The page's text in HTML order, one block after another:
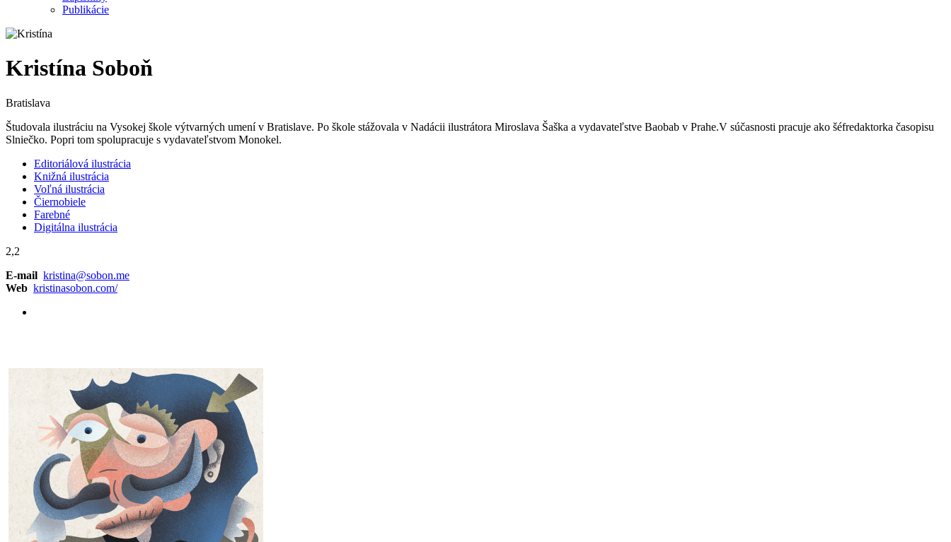
Publikácie
Kristína Soboň
Bratislava
Študovala ilustráciu na Vysokej škole výtvarných umení v Bratislave. Po škole stážovala v Nadácii ilustrátora Miroslava Šaška a vydavateľstve Baobab v Prahe.V súčasnosti pracuje ako šéfredaktorka časopisu
Slniečko. Popri tom spolupracuje s vydavateľstvom Monokel.
Editoriálová ilustrácia
Knižná ilustrácia
Voľná ilustrácia
Čiernobiele
Farebné
Digitálna ilustrácia
2,2
E-mail kristina@sobon.me
Web kristinasobon.com/